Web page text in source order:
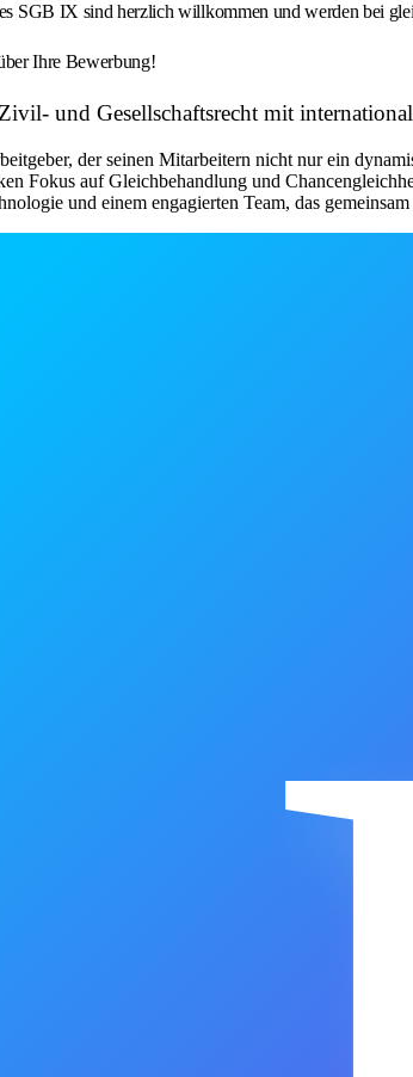
SGB IX sind herzlich willkommen und werden bei
Ihre Bewerbung!
und Gesellschaftsrecht mit
der seinen Mitarbeitern nicht nur ein
Fokus auf Gleichbehandlung und
und einem engagierten Team, das